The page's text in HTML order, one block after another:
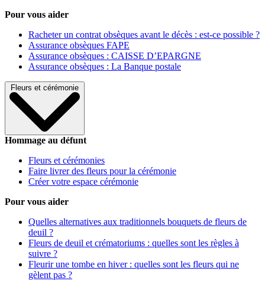
Pour vous aider
Racheter un contrat obsèques avant le décès : est-ce possible ?
Assurance obsèques FAPE
Assurance obsèques : CAISSE D’EPARGNE
Assurance obsèques : La Banque postale
Fleurs et cérémonie
Hommage au défunt
Fleurs et cérémonies
Faire livrer des fleurs pour la cérémonie
Créer votre espace cérémonie
Pour vous aider
Quelles alternatives aux traditionnels bouquets de fleurs de
deuil ?
Fleurs de deuil et crématoriums : quelles sont les règles à
suivre ?
Fleurir une tombe en hiver : quelles sont les fleurs qui ne
gèlent pas ?